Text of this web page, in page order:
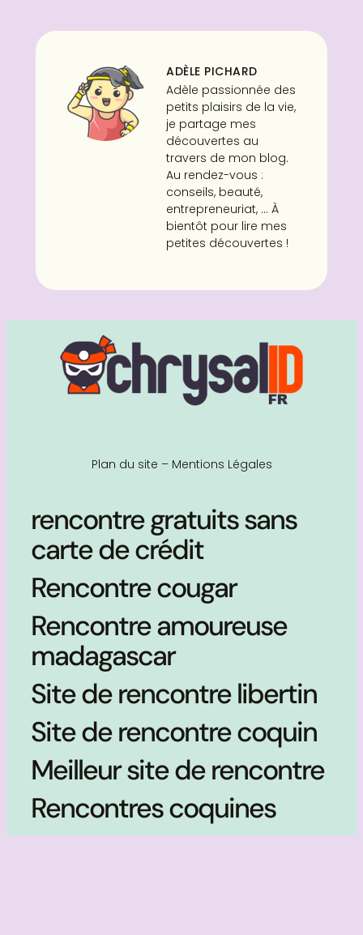
ADÈLE PICHARD
Adèle passionnée des
petits plaisirs de la vie,
je partage mes
découvertes au
travers de mon blog.
Au rendez-vous :
conseils, beauté,
entrepreneuriat, ... À
bientôt pour lire mes
petites découvertes !
Plan du site – Mentions Légales
rencontre gratuits sans
carte de crédit
Rencontre cougar
Rencontre amoureuse
madagascar
Site de rencontre libertin
Site de rencontre coquin
Meilleur site de rencontre
Rencontres coquines